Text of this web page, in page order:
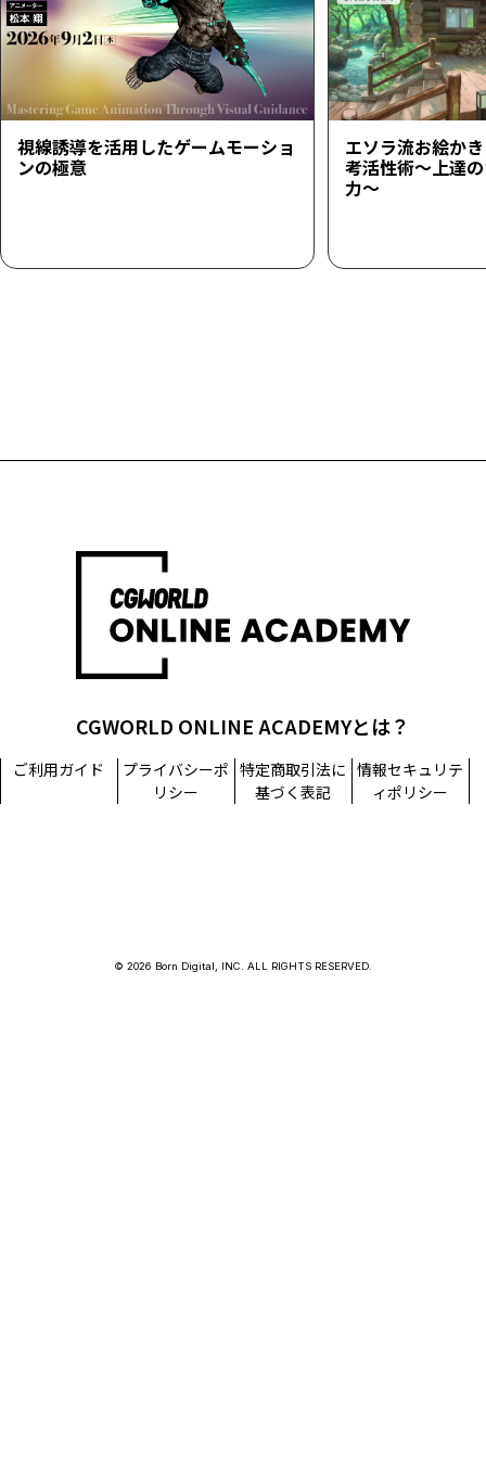
視線誘導を活用したゲームモーショ
ンの極意
エソラ流お絵か
考活性術～上達
力～
CGWORLD ONLINE ACADEMYとは？
ご利用ガイド
プライバシーポ
リシー
特定商取引法に
基づく表記
情報セキュリテ
ィポリシー
© 2026 Born Digital, INC. ALL RIGHTS RESERVED.